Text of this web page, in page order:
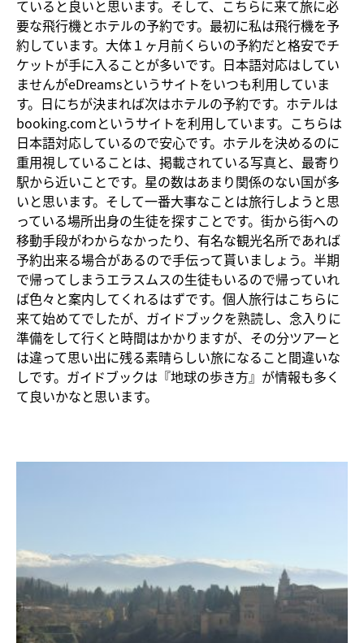
ていると良いと思います。そして、こちらに来て旅に必
要な飛行機とホテルの予約です。最初に私は飛行機を予
約しています。大体１ヶ月前くらいの予約だと格安でチ
ケットが手に入ることが多いです。日本語対応はしてい
ませんがeDreamsというサイトをいつも利用していま
す。日にちが決まれば次はホテルの予約です。ホテルは
booking.comというサイトを利用しています。こちらは
日本語対応しているので安心です。ホテルを決めるのに
重用視していることは、掲載されている写真と、最寄り
駅から近いことです。星の数はあまり関係のない国が多
いと思います。そして一番大事なことは旅行しようと思
っている場所出身の生徒を探すことです。街から街への
移動手段がわからなかったり、有名な観光名所であれば
予約出来る場合があるので手伝って貰いましょう。半期
で帰ってしまうエラスムスの生徒もいるので帰っていれ
ば色々と案内してくれるはずです。個人旅行はこちらに
来て始めてでしたが、ガイドブックを熟読し、念入りに
準備をして行くと時間はかかりますが、その分ツアーと
は違って思い出に残る素晴らしい旅になること間違いな
しです。ガイドブックは『地球の歩き方』が情報も多く
て良いかなと思います。